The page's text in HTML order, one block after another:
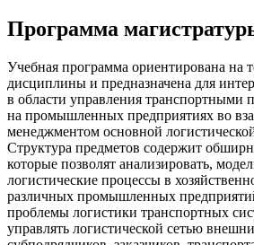
Программа
Учебная программа ориентирована на
дисциплины и предназначена для
в области управления транспортными
на промышленных предприятиях во
менеджментом основной
Структура предметов содержит
которые позволят анализировать,
логистические процессы в
различных промышленных
проблемы логистики транспортных
управлять логистической сетью